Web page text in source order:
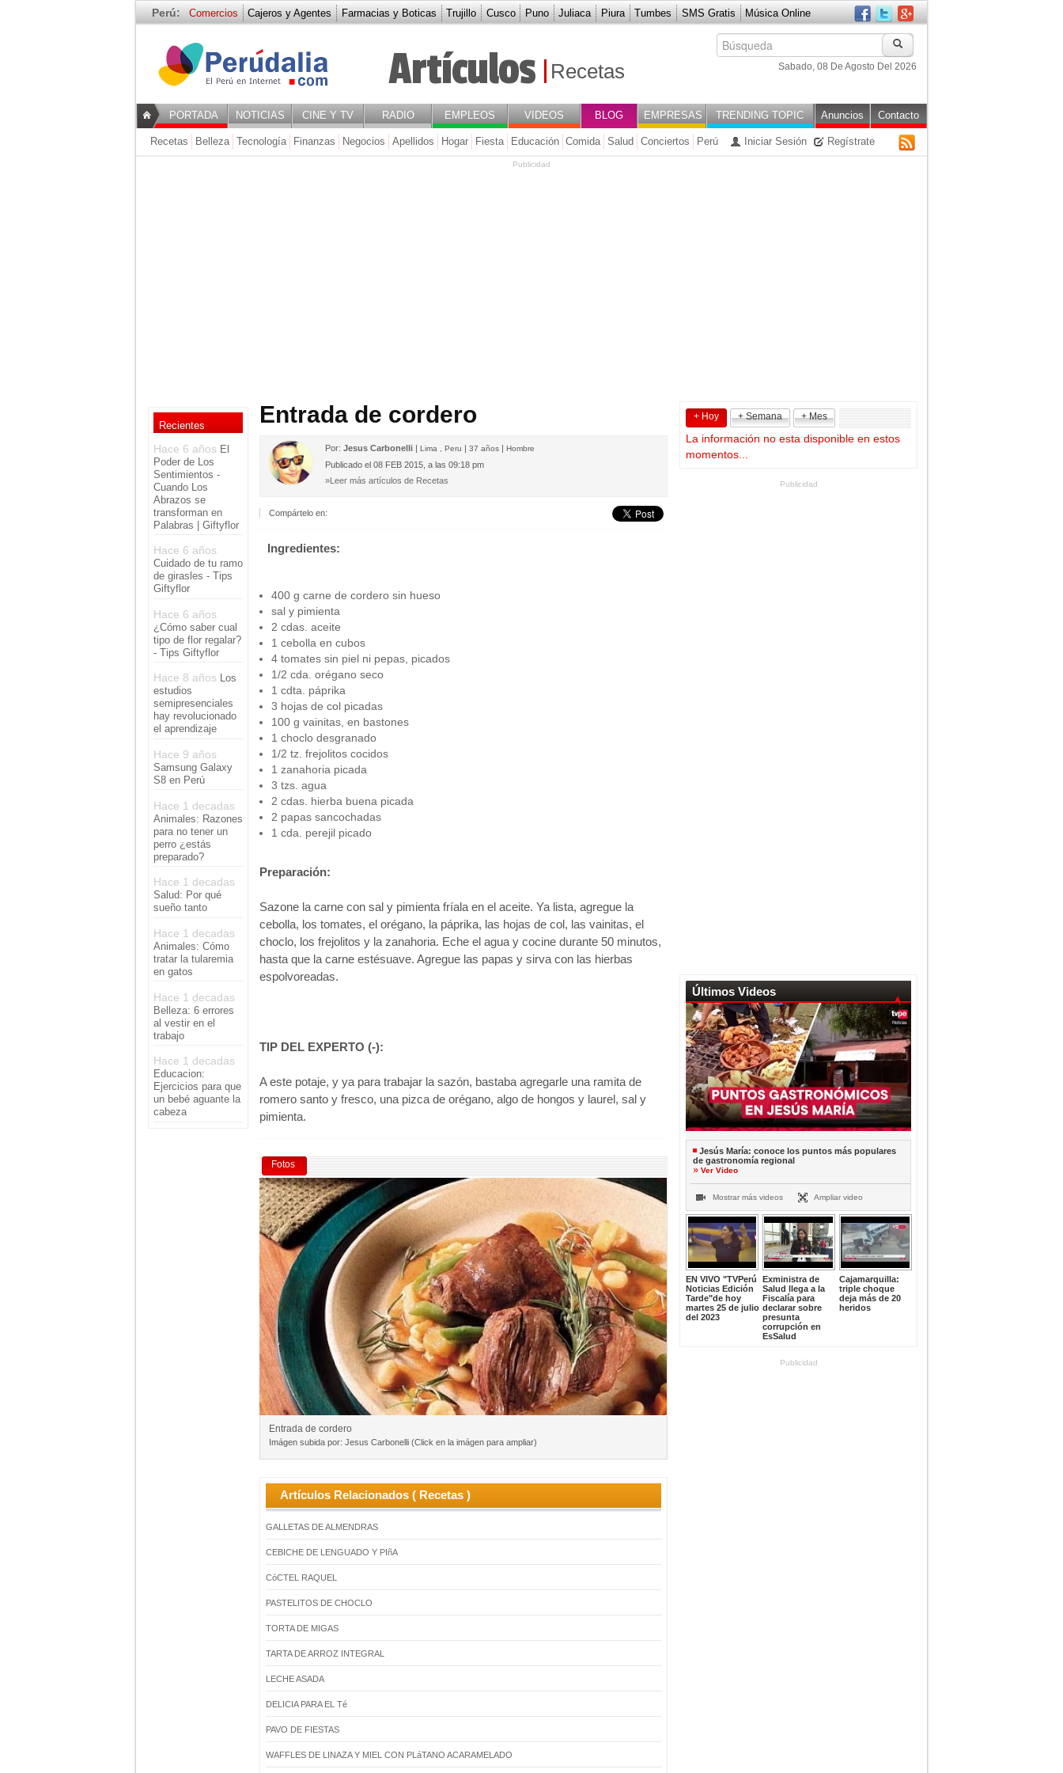
Perú: Comercios Cajeros y Agentes Farmacias y Boticas Trujillo Cusco Puno Juliaca Piura Tumbes SMS Gratis Música Online
Recetas Artículos Recetas Sabado, 08 De Agosto Del 2026
PORTADA NOTICIAS CINE Y TV RADIO EMPLEOS VIDEOS BLOG EMPRESAS TRENDING TOPIC Contacto
Anuncios
Recetas Belleza Tecnología Finanzas Negocios Apellidos Hogar Fiesta Educación Comida Salud Conciertos Perú Iniciar Sesión Regístrate
Publicidad
Recientes
Hace 6 años El
Poder de Los
Sentimientos -
Cuando Los
Abrazos se
transforman en
Palabras | Giftyflor
Hace 6 años
Cuidado de tu ramo
de girasles - Tips
Giftyflor
Hace 6 años
¿Cómo saber cual
tipo de flor regalar?
- Tips Giftyflor
Hace 8 años Los
estudios
semipresenciales
hay revolucionado
el aprendizaje
Hace 9 años
Samsung Galaxy
S8 en Perú
Hace 1 decadas
Animales: Razones
para no tener un
perro ¿estás
preparado?
Hace 1 decadas
Salud: Por qué
sueño tanto
Hace 1 decadas
Animales: Cómo
tratar la tularemia
en gatos
Hace 1 decadas
Belleza: 6 errores
al vestir en el
trabajo
Hace 1 decadas
Educacion:
Ejercicios para que
un bebé aguante la
cabeza
Entrada de cordero
Por:Jesus Carbonelli |Lima , Peru |37 años |Hombre
Publicado el08 FEB 2015, a las 09:18 pm
»Leer más artículos de Recetas
Compártelo en:
Ingredientes:
400 g carne de cordero sin hueso
sal y pimienta
2 cdas. aceite
1 cebolla en cubos
4 tomates sin piel ni pepas, picados
1/2 cda. orégano seco
1 cdta. páprika
3 hojas de col picadas
100 g vainitas, en bastones
1 choclo desgranado
1/2 tz. frejolitos cocidos
1 zanahoria picada
3 tzs. agua
2 cdas. hierba buena picada
2 papas sancochadas
1 cda. perejil picado
Preparación:
Sazone la carne con sal y pimienta fríala en el aceite. Ya lista, agregue la
cebolla, los tomates, el orégano, la páprika, las hojas de col, las vainitas, el
choclo, los frejolitos y la zanahoria. Eche el agua y cocine durante 50 minutos,
hasta que la carne estésuave. Agregue las papas y sirva con las hierbas
espolvoreadas.
TIP DEL EXPERTO (-):
A este potaje, y ya para trabajar la sazón, bastaba agregarle una ramita de
romero santo y fresco, una pizca de orégano, algo de hongos y laurel, sal y
pimienta.
Fotos
Entrada de cordero
Imágen subida por: Jesus Carbonelli (Click en la imágen para ampliar)
Artículos Relacionados ( Recetas )
GALLETAS DE ALMENDRAS
CEBICHE DE LENGUADO Y PIñA
CóCTEL RAQUEL
PASTELITOS DE CHOCLO
TORTA DE MIGAS
TARTA DE ARROZ INTEGRAL
LECHE ASADA
DELICIA PARA EL Té
PAVO DE FIESTAS
WAFFLES DE LINAZA Y MIEL CON PLáTANO ACARAMELADO
+ Hoy + Semana + Mes
La información no esta disponible en estos
momentos...
Publicidad
Últimos Videos
Jesús María: conoce los puntos más populares
de gastronomía regional
Ver Video
Mostrar más videos Ampliar video
EN VIVO "TVPerú
Noticias Edición
Tarde"de hoy
martes 25 de julio
del 2023
Exministra de
Salud llega a la
Fiscalía para
declarar sobre
presunta
corrupción en
EsSalud
Cajamarquilla:
triple choque
deja más de 20
heridos
Publicidad